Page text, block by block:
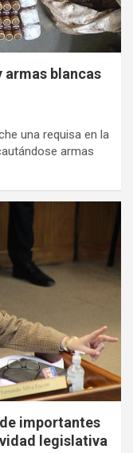
armas blancas
una requisa en la
armas
importantes
legislativa